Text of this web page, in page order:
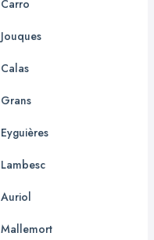
Carro
Jouques
Calas
Grans
Eyguières
Lambesc
Auriol
Mallemort